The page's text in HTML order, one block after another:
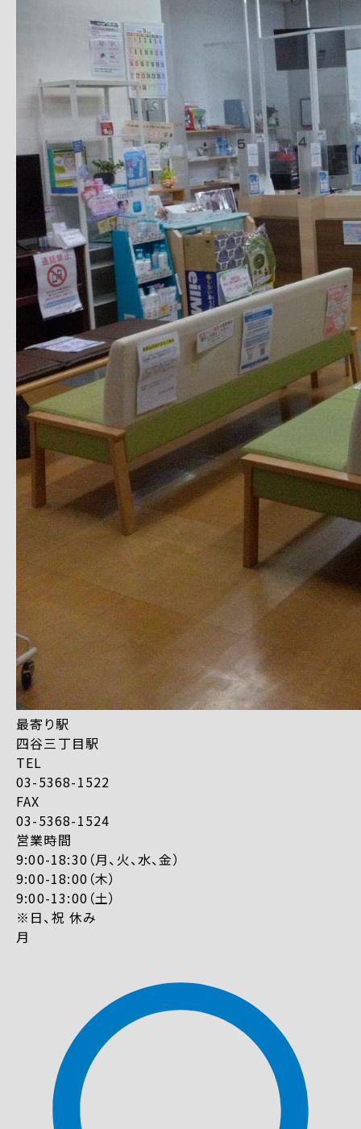
最寄り駅
四谷三丁目駅
TEL
03-5368-1522
FAX
03-5368-1524
営業時間
9:00-18:30（月、火、水、金）
9:00-18:00（木）
9:00-13:00（土）
※日、祝 休み
月